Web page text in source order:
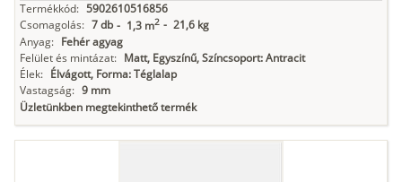
Termékkód: 5902610516856
Csomagolás: 7 db - 1,3 m2 - 21,6 kg
Anyag: Fehér agyag
Felület és mintázat: Matt, Egyszínű, Színcsoport: Antracit
Élek: Élvágott, Forma: Téglalap
Vastagság: 9 mm
Üzletünkben megtekinthető termék